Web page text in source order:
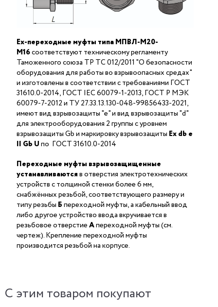
Ex-переходные муфты типа МПВЛ-М20-
М16соответствуют техническому регламенту
Таможенного союза ТР ТС 012/2011 "О безопасности
оборудования для работы во взрывоопасных средах"
и изготовлены в соответствии с требованиями ГОСТ
31610.0-2014, ГОСТ IEC 60079-1-2013, ГОСТ Р МЭК
60079-7-2012 и ТУ 27.33.13.130-048-99856433-2021,
имеют вид взрывозащиты "е" и вид взрывозащиты "d"
для электрооборудования 2 группы с уровнем
взрывозащиты Gb и маркировку взрывозащиты Ех db е
II Gb Uпо ГОСТ 31610.0-2014
Переходные муфты взрывозащищенные
устанавливаютсяв отверстия электротехнических
устройств с толщиной стенки более 6 мм,
снабжённых резьбой, соответствующего размеру и
типу резьбы Бпереходной муфты, а кабельный ввод
либо другое устройство ввода вкручивается в
резьбовое отверстиеАпереходной муфты (см.
чертеж). Крепление переходной муфты
производится резьбой на корпусе.
C этим товаром покупают